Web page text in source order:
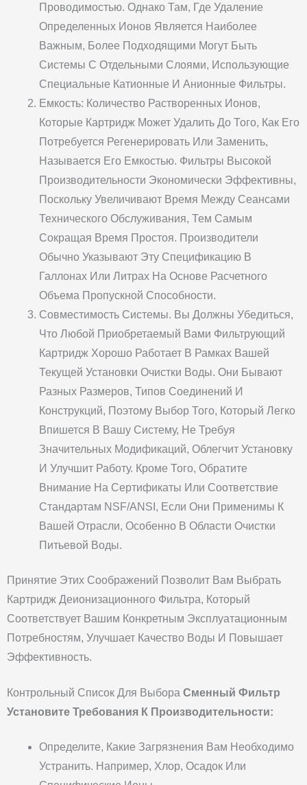
Проводимостью. Однако Там, Где Удаление
Определенных Ионов Является Наиболее
Важным, Более Подходящими Могут Быть
Системы С Отдельными Слоями, Использующие
Специальные Катионные И Анионные Фильтры.
Емкость: Количество Растворенных Ионов,
Которые Картридж Может Удалить До Того, Как Его
Потребуется Регенерировать Или Заменить,
Называется Его Емкостью. Фильтры Высокой
Производительности Экономически Эффективны,
Поскольку Увеличивают Время Между Сеансами
Технического Обслуживания, Тем Самым
Сокращая Время Простоя. Производители
Обычно Указывают Эту Спецификацию В
Галлонах Или Литрах На Основе Расчетного
Объема Пропускной Способности.
Совместимость Системы. Вы Должны Убедиться,
Что Любой Приобретаемый Вами Фильтрующий
Картридж Хорошо Работает В Рамках Вашей
Текущей Установки Очистки Воды. Они Бывают
Разных Размеров, Типов Соединений И
Конструкций, Поэтому Выбор Того, Который Легко
Впишется В Вашу Систему, Не Требуя
Значительных Модификаций, Облегчит Установку
И Улучшит Работу. Кроме Того, Обратите
Внимание На Сертификаты Или Соответствие
Стандартам NSF/ANSI, Если Они Применимы К
Вашей Отрасли, Особенно В Области Очистки
Питьевой Воды.
Принятие Этих Соображений Позволит Вам Выбрать
Картридж Деионизационного Фильтра, Который
Соответствует Вашим Конкретным Эксплуатационным
Потребностям, Улучшает Качество Воды И Повышает
Эффективность.
Контрольный Список Для Выбора Сменный Фильтр
Установите Требования К Производительности:
Определите, Какие Загрязнения Вам Необходимо
Устранить. Например, Хлор, Осадок Или